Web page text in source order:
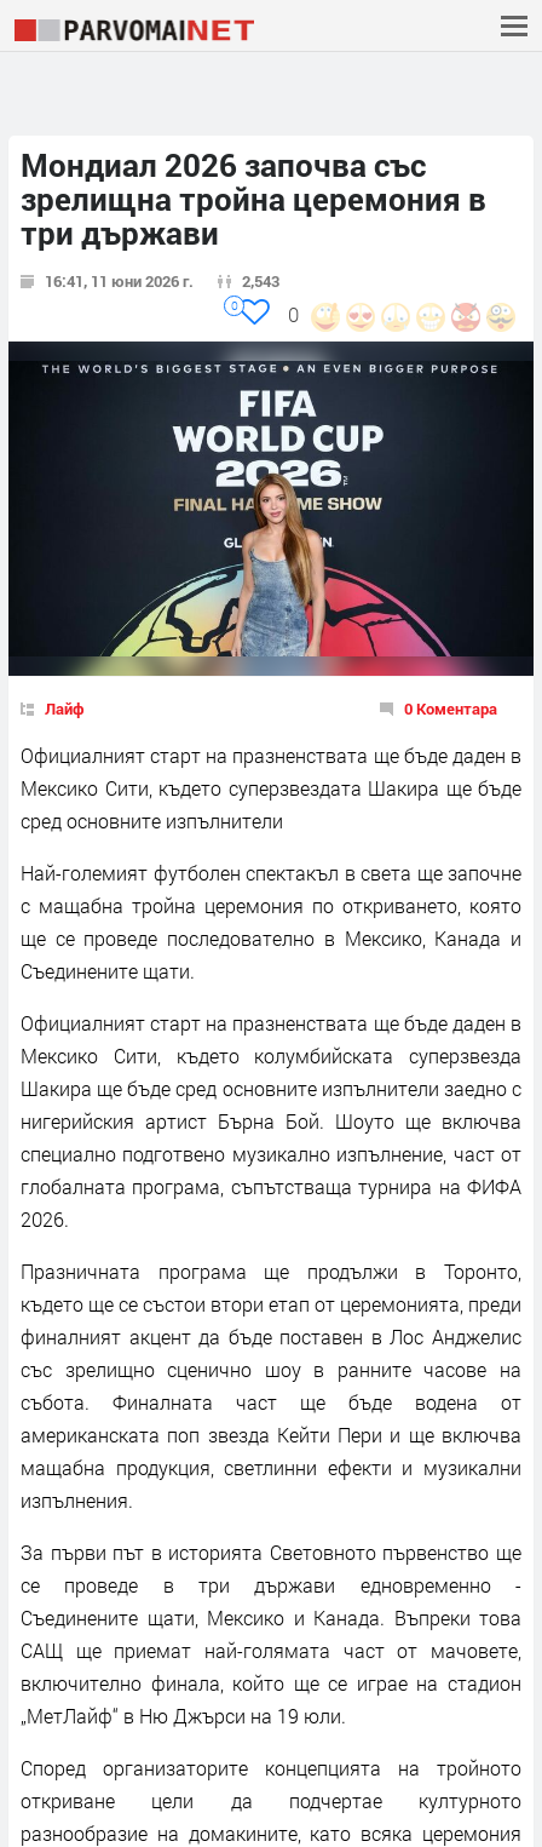
Мондиал 2026 започва със
зрелищна тройна церемония в
три държави
16:41, 11 юни 2026 г. 2,543
0
0
Лайф 0 Коментара
Официалният старт на празненствата ще бъде даден в
Мексико Сити, където суперзвездата Шакира ще бъде
сред основните изпълнители
Най-големият футболен спектакъл в света ще започне
с мащабна тройна церемония по откриването, която
ще се проведе последователно в Мексико, Канада и
Съединените щати.
Официалният старт на празненствата ще бъде даден в
Мексико Сити, където колумбийската суперзвезда
Шакира ще бъде сред основните изпълнители заедно с
нигерийския артист Бърна Бой. Шоуто ще включва
специално подготвено музикално изпълнение, част от
глобалната програма, съпътстваща турнира на ФИФА
2026.
Празничната програма ще продължи в Торонто,
където ще се състои втори етап от церемонията, преди
финалният акцент да бъде поставен в Лос Анджелис
със зрелищно сценично шоу в ранните часове на
събота. Финалната част ще бъде водена от
американската поп звезда Кейти Пери и ще включва
мащабна продукция, светлинни ефекти и музикални
изпълнения.
За първи път в историята Световното първенство ще
се проведе в три държави едновременно -
Съединените щати, Мексико и Канада. Въпреки това
САЩ ще приемат най-голямата част от мачовете,
включително финала, който ще се играе на стадион
„МетЛайф“ в Ню Джърси на 19 юли.
Според организаторите концепцията на тройното
откриване цели да подчертае културното
разнообразие на домакините, като всяка церемония